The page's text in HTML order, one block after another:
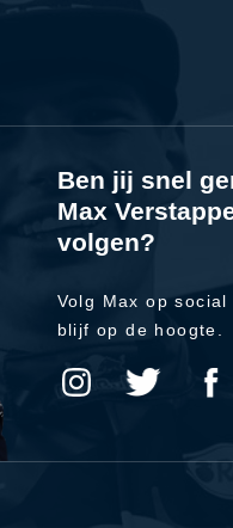
Ben jij snel
Max
volgen?
Volg Max op social
blijf op de hoogte.